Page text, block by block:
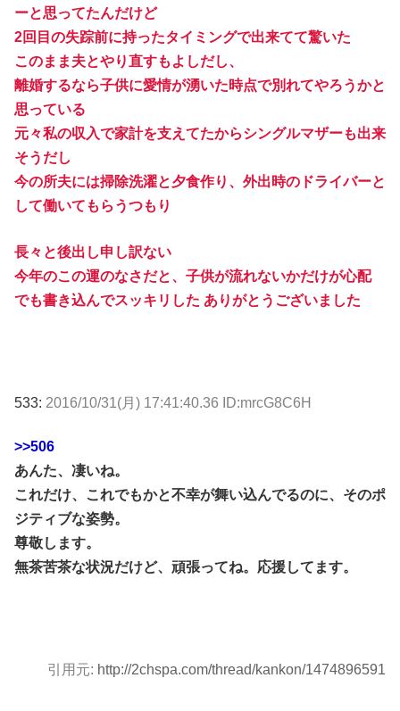
ーと思ってたんだけど
2回目の失踪前に持ったタイミングで出来てて驚いた
このまま夫とやり直すもよしだし、
離婚するなら子供に愛情が湧いた時点で別れてやろうかと
思っている
元々私の収入で家計を支えてたからシングルマザーも出来
そうだし
今の所夫には掃除洗濯と夕食作り、外出時のドライバーと
して働いてもらうつもり
長々と後出し申し訳ない
今年のこの運のなさだと、子供が流れないかだけが心配
でも書き込んでスッキリした ありがとうございました
533: 2016/10/31(月) 17:41:40.36 ID:mrcG8C6H
>>506
あんた、凄いね。
これだけ、これでもかと不幸が舞い込んでるのに、そのポ
ジティブな姿勢。
尊敬します。
無茶苦茶な状況だけど、頑張ってね。応援してます。
引用元: http://2chspa.com/thread/kankon/1474896591